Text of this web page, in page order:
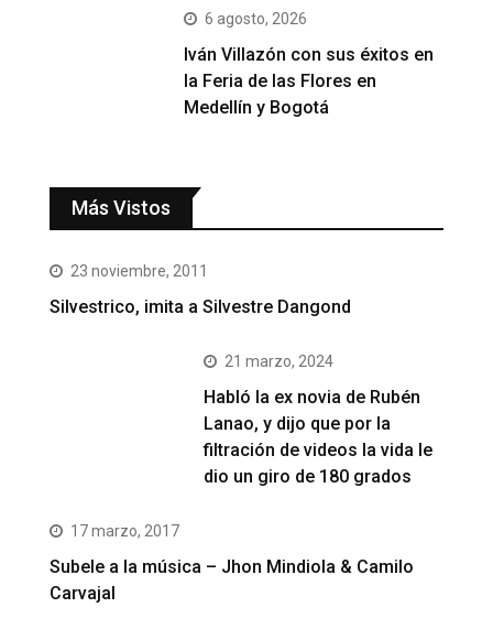
6 agosto, 2026
Iván Villazón con sus éxitos en
la Feria de las Flores en
Medellín y Bogotá
Más Vistos
23 noviembre, 2011
Silvestrico, imita a Silvestre Dangond
21 marzo, 2024
Habló la ex novia de Rubén
Lanao, y dijo que por la
filtración de videos la vida le
dio un giro de 180 grados
17 marzo, 2017
Subele a la música – Jhon Mindiola & Camilo
Carvajal